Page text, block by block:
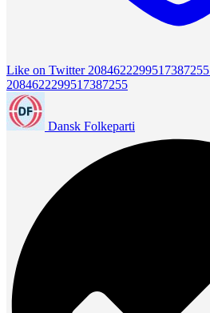
Like on Twitter 2084622299517387255
2084622299517387255
Dansk Folkeparti